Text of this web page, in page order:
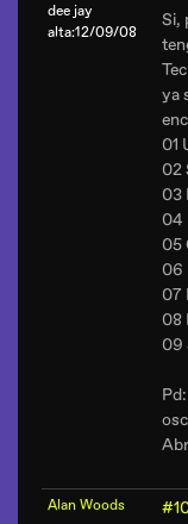
dee jay
alta:12/09/08
Si,
ya
01
02
03
04
05
06
07
08
09
Alan Woods